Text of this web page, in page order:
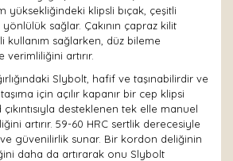
yüksekliğindeki klipsli bıçak, çeşitli
sağlar. Çakının çapraz kilit
kullanım sağlarken, düz bileme
artırır.
Slybolt, hafif ve taşınabilirdir ve
için açılır kapanır bir cep klipsi
desteklenen tek elle manuel
artırır. 59-60 HRC sertlik derecesiyle
ve güvenilirlik sunar. Bir kordon deliğinin
daha da artırarak onu Slybolt